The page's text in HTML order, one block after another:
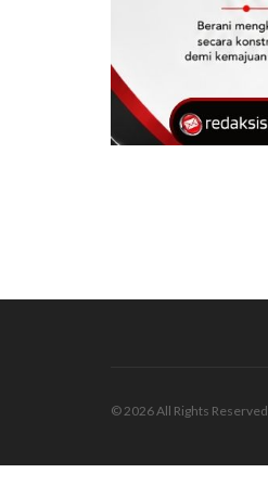
© 2026 All Rights Reserved